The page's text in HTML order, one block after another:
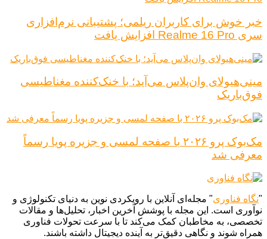
خبر خوش برای کاربران ریلمی؛ پشتیبانی نرم‌افزاری
سری Realme 16 Pro افزایش یافت
مینی‌هیولای وان‌پلاس می‌آید؛ با خنک‌کننده مغناطیسی
فوق‌باریک
مک‌بوک پرو ۲۰۲۶ با صفحه لمسی و جزیره پویا رسماً
معرفی شد
"نگاه فناوری" مجله‌ای آنلاین با رویکردی نوین به دنیای تکنولوژی و
نوآوری است. این مجله با پوشش آخرین اخبار، تحلیل‌ها و مقالات
تخصصی، به مخاطبان کمک می‌کند تا با سرعت تحولات فناوری
همراه شوند و نگاهی دقیق‌تر به آینده دیجیتال داشته باشند.